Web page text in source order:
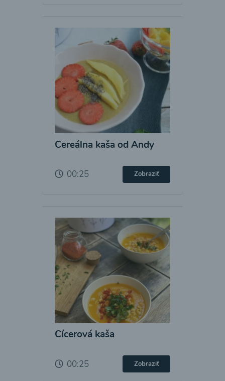
Cereálna kaša od Andy
00:25 Zobraziť
Cícerová kaša
00:25 Zobraziť